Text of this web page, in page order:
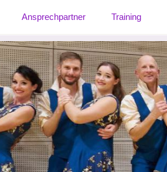
Ansprechpartner Training